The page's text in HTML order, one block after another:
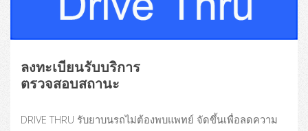
ลงทะเบียนรับบริการ
ตรวจสอบสถานะ
DRIVE THRU รับยาบนรถไม่ต้องพบแพทย์ จัดขึ้นเพื่อลดความ